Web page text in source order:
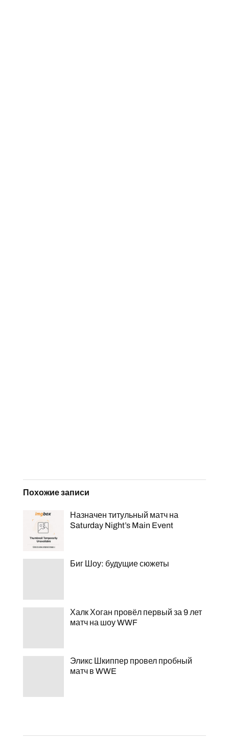
Похожие записи
Назначен титульный матч на
Saturday Night’s Main Event
Биг Шоу: будущие сюжеты
Халк Хоган провёл первый за 9 лет
матч на шоу WWF
Эликс Шкиппер провел пробный
матч в WWE